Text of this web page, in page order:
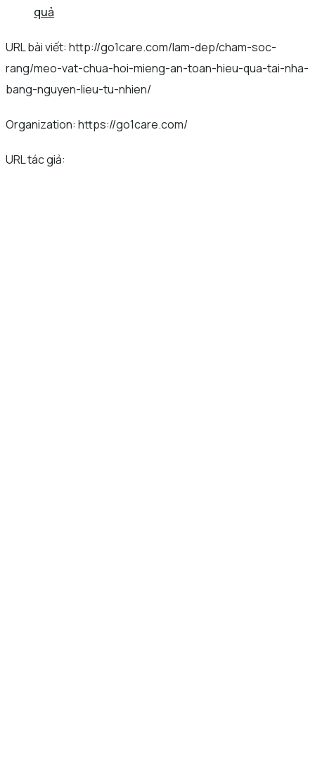
quả
URL bài viết: http://go1care.com/lam-dep/cham-soc-
rang/meo-vat-chua-hoi-mieng-an-toan-hieu-qua-tai-nha-
bang-nguyen-lieu-tu-nhien/
Organization: https://go1care.com/
URL tác giả: